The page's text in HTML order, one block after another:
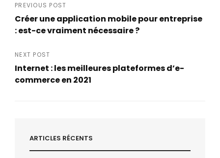
Navigation
de
l’article
PREVIOUS POST
Créer une application mobile pour entreprise
: est-ce vraiment nécessaire ?
Post
NEXT POST
Internet : les meilleures plateformes d’e-
commerce en 2021
ARTICLES RÉCENTS